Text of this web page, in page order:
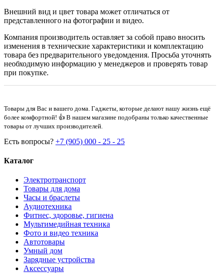
Внешний вид и цвет товара может отличаться от
представленного на фотографии и видео.
Компания производитель оставляет за собой право вносить
изменения в технические характеристики и комплектацию
товара без предварительного уведомдения. Просьба уточнять
необходимую информацию у менеджеров и проверять товар
при покупке.
Товары для Вас и вашего дома. Гаджеты, которые делают нашу жизнь ещё
более комфортной! 👍 В нашем магазине подобраны только качественные
товары от лучших производителей.
Есть вопросы? +7 (905) 000 - 25 - 25
Каталог
Электротранспорт
Товары для дома
Часы и браслеты
Аудиотехника
Фитнес, здоровье, гигиена
Мультимедийная техника
Фото и видео техника
Автотовары
Умный дом
Зарядные устройства
Аксессуары